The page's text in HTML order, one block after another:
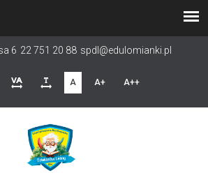
6 22 751 20 88 spdl@edulomianki.pl
A A+ A++